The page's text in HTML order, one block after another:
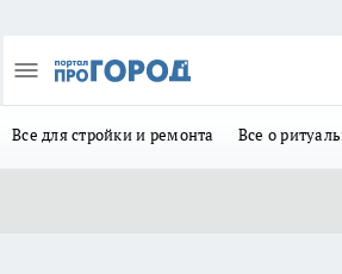
Все для стройки и ремонта Все о